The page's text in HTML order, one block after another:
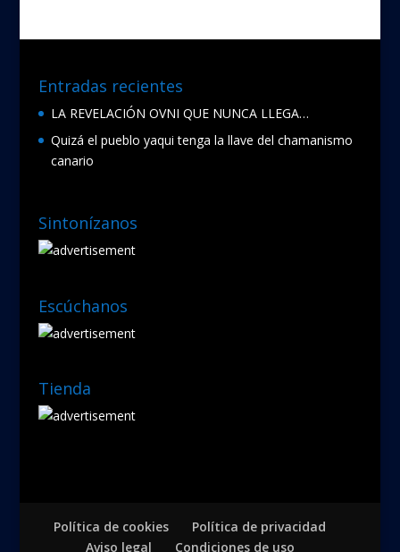
Entradas recientes
LA REVELACIÓN OVNI QUE NUNCA LLEGA…
Quizá el pueblo yaqui tenga la llave del chamanismo
canario
Sintonízanos
Escúchanos
Tienda
Política de cookies
Política de privacidad
Aviso legal
Condiciones de uso